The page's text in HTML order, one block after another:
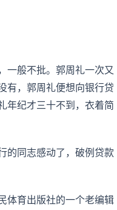
一般不批。郭周礼一次又
有，郭周礼便想向银行贷
年纪才三十不到，衣着简
的同志感动了，破例贷款
体育出版社的一个老编辑